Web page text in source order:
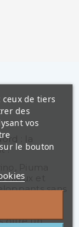
: la
!
Piuma
et
sans
(7 à 8
sans être
offre un
ceux de tiers
des
vos
le bouton